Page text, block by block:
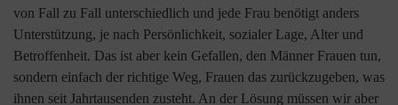
von Fall zu Fall unterschiedlich und jede Frau benötigt anders
Unterstützung, je nach Persönlichkeit, sozialer Lage, Alter und
Betroffenheit. Das ist aber kein Gefallen, den Männer Frauen tun,
sondern einfach der richtige Weg, Frauen das zurückzugeben, was
ihnen seit Jahrtausenden zusteht. An der Lösung müssen wir aber